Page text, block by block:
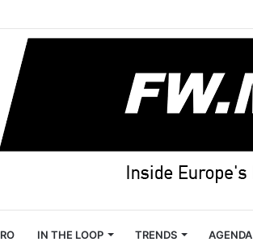
IN THE LOOP TRENDS AGENDA